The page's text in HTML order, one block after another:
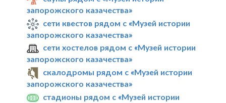
запорожского казачества»
сети квестов рядом с «Музей истории
запорожского казачества»
сети хостелов рядом с «Музей истории
запорожского казачества»
скалодромы рядом с «Музей истории
запорожского казачества»
стадионы рядом с «Музей истории